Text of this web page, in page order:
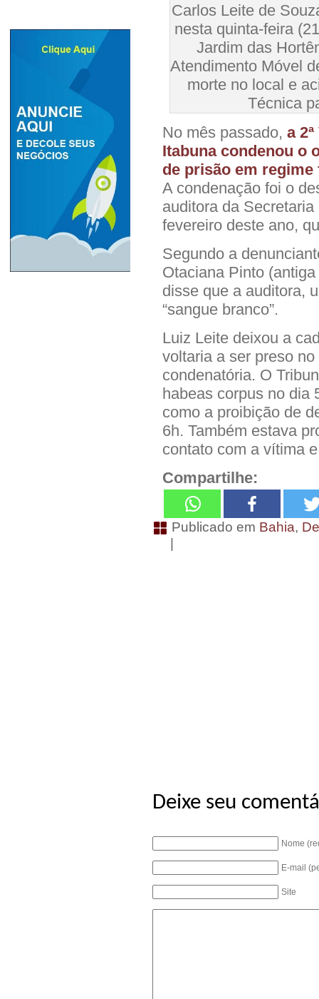
Carlos Leite de
nesta quinta-feira
Jardim das
Atendimento Móvel
morte no local e
Técnica
No mês passado, a
Itabuna condenou o
de prisão em
A condenação foi o
auditora da
fevereiro deste ano,
Segundo a
Otaciana Pinto
disse que a auditora,
“sangue branco”.
Luiz Leite deixou a
voltaria a ser preso
condenatória. O
habeas corpus no dia
como a proibição de
6h. Também estava
contato com a vítima
Compartilhe:
Publicado em Bahia,
|
Deixe seu
Nome
E-mail
Site